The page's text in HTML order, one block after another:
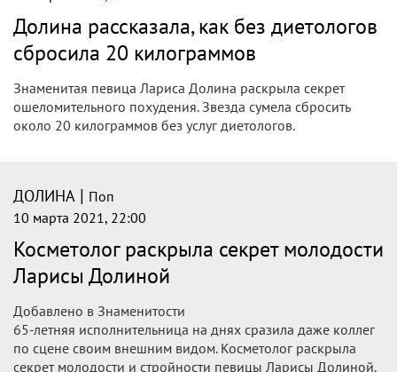
ДОЛИНА|Поп
14 марта 2021, 09:35
Долина рассказала, как похудела на 20
килограммов без помощи
Российская певица Лариса Долина рассказала, как смогла
похудеть на 20 килограммов без помощи диетологов.
ДОЛИНА| Поп
Лариса Долина рассказала, как
сбросила 20 кг без помощи диетологов